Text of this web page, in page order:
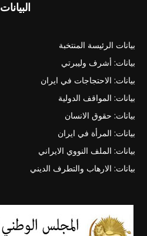
البيانات
بيانات الرئيسة المنتخبة
بيانات: أشرف وليبرتي
بيانات: الاحتجاجات في ايران
بيانات: المواقف الدولية
بيانات: حقوق الانسان
بيانات: المرأة في ايران
بيانات: الملف النووي الايراني
بيانات: الارهاب والتطرف الديني